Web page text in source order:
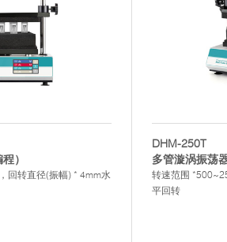
）
回转直径(振幅) * 4mm水
DHM-250T
多管漩涡振荡
转速范围
平回转